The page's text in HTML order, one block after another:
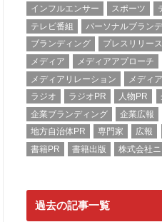
インフルエンサー
スポーツ
テレビ番組
パーソナルブラン
ブランディング
プレスリリース
メディア
メディアアプローチ
メディアリレーション
メディ
ラジオ
ラジオPR 人物PR
企業ブランディング
企業広報
地方自治体PR
専門家 広報
書籍PR
書籍出版 株式会社ニ
過去の記事一覧